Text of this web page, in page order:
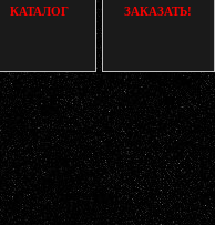
КАТАЛОГ ЗАКАЗАТЬ!